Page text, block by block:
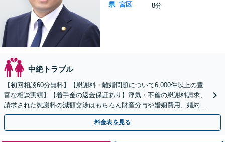
県 宮区
8分
中絶トラブル
【初回相談60分無料】【慰謝料・離婚問題について6,000件以上の豊
富な相談実績】【着手金の返金保証あり】浮気・不倫の慰謝料請求、
請求された慰謝料の減額交渉はもちろん財産分与や婚姻費用、婚約破
棄など様々な離婚・男女問題の解決実績が豊富です。
料金表を見る